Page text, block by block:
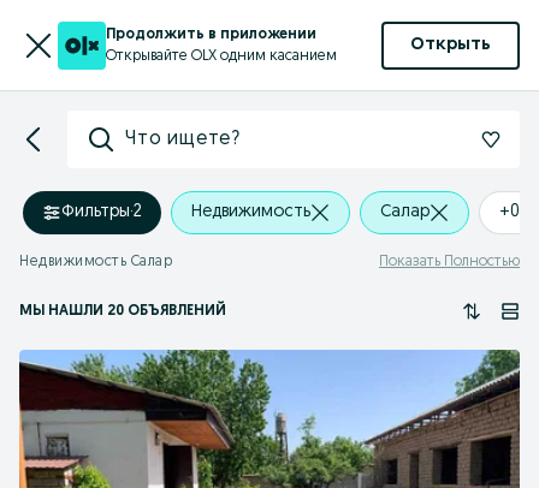
Продолжить в приложении
Открывайте OLX одним касанием
Открыть
Что ищете?
Фильтры·2 Недвижимость Салар +0
Недвижимость Салар Показать Полностью
МЫ НАШЛИ 20 ОБЪЯВЛЕНИЙ